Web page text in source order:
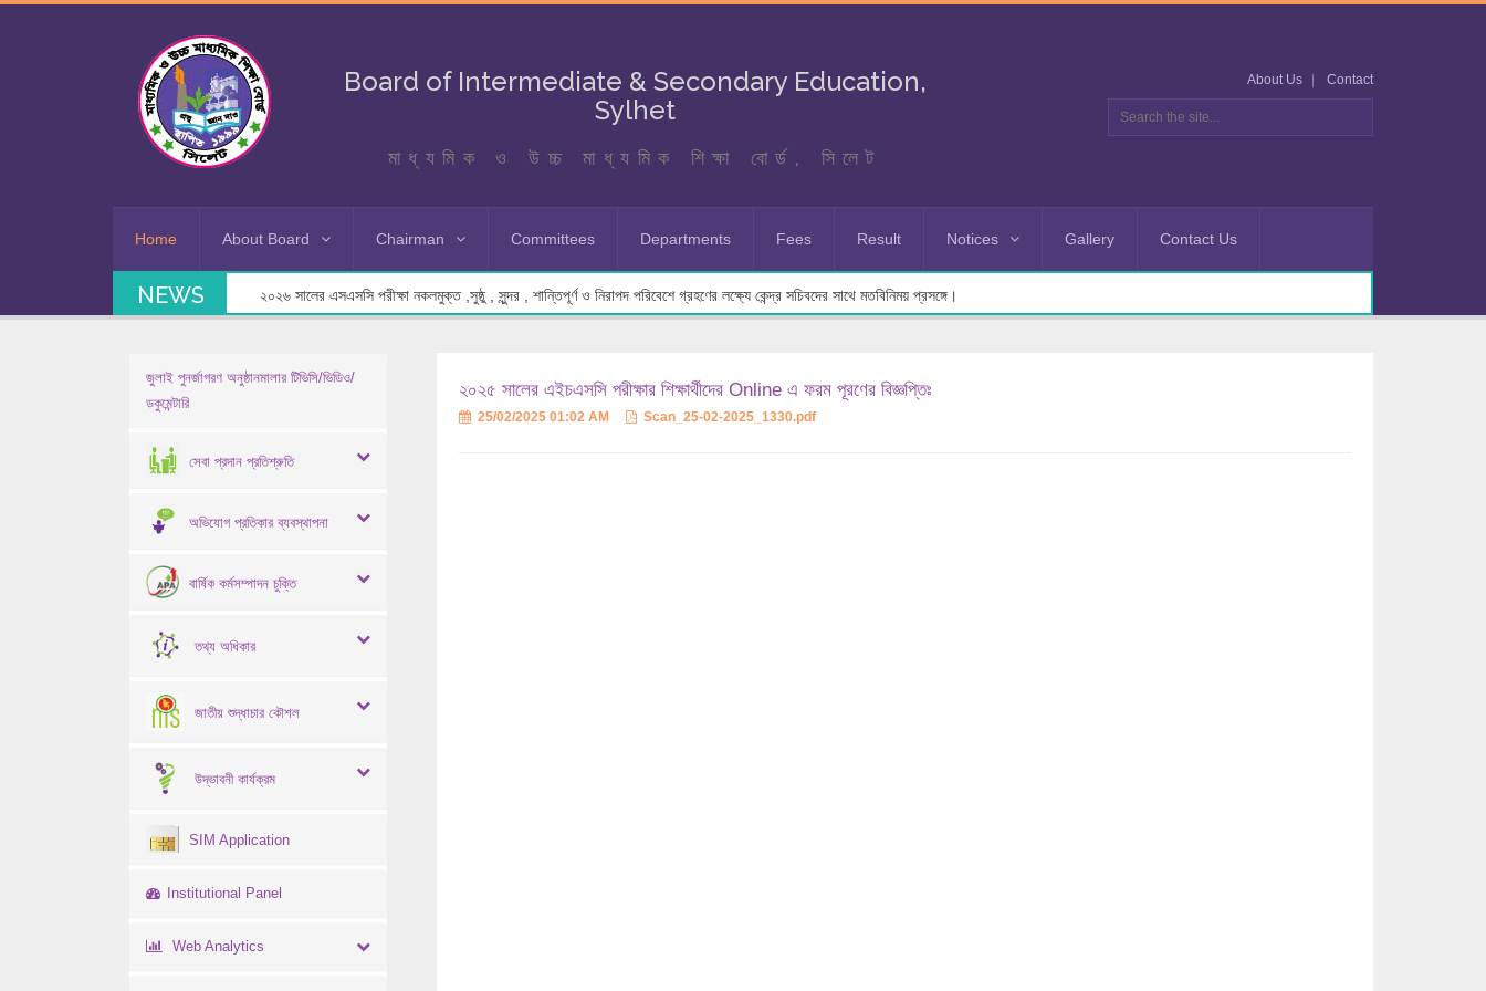
Board of Intermediate & Secondary Education,
Sylhet
মাধ্যমিক ও উচ্চ মাধ্যমিক শিক্ষা বোর্ড, সিলেট
About Us Contact
Home About Board Chairman Committees Departments Fees Result Notices Gallery Contact Us
NEWS ২০২৬ সালের এসএসসি পরীক্ষা নকলমুক্ত ,সুষ্ঠু , সুন্দর , শান্তিপূর্ণ ও নিরাপদ পরিবেশে গ্রহণের লক্ষ্যে কেন্দ্র সচিবদের সাথে মতবিনিময় প্রসঙ্গে।
জুলাই পুনর্জাগরণ অনুষ্ঠানমালার টিভিসি/ভিডিও/
ডকুমেন্টারি
সেবা প্রদান প্রতিশ্রুতি
অভিযোগ প্রতিকার ব্যবস্থাপনা
বার্ষিক কর্মসম্পাদন চুক্তি
তথ্য অধিকার
জাতীয় শুদ্ধাচার কৌশল
উদ্ভাবনী কার্যক্রম
SIM Application
Institutional Panel
Web Analytics
২০২৫ সালের এইচএসসি পরীক্ষার শিক্ষার্থীদের Online এ ফরম পূরণের বিজ্ঞপ্তিঃ
25/02/2025 01:02 AM Scan_25-02-2025_1330.pdf